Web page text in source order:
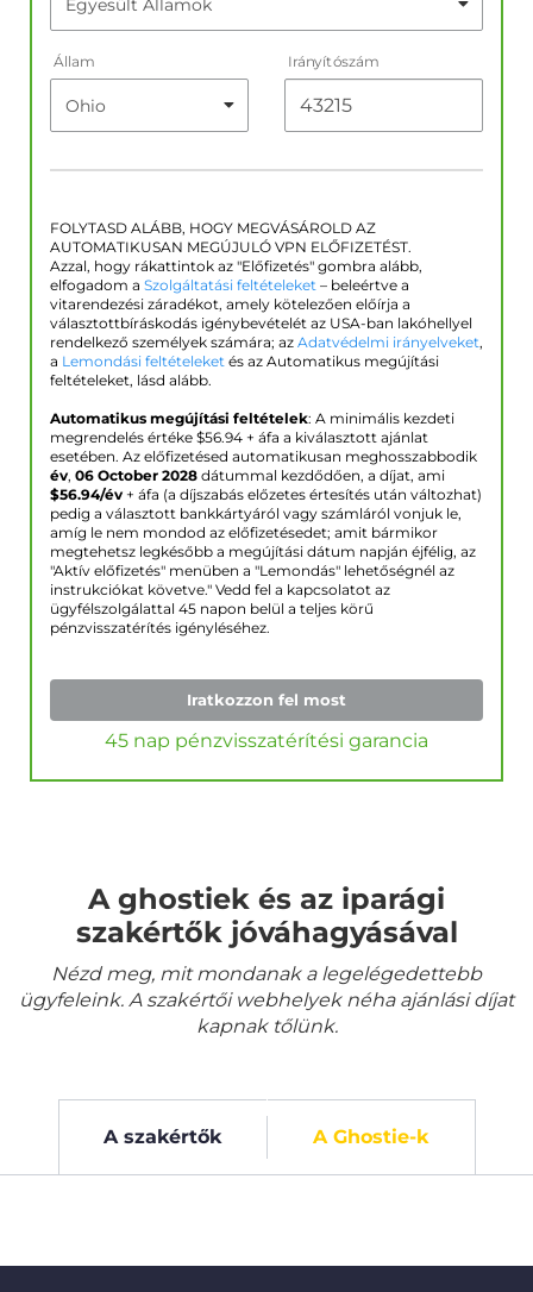
Állam Irányítószám
FOLYTASD ALÁBB, HOGY MEGVÁSÁROLD AZ
AUTOMATIKUSAN MEGÚJULÓ VPN ELŐFIZETÉST.
Azzal, hogy rákattintok az "Előfizetés" gombra alább,
elfogadom a Szolgáltatási feltételeket – beleértve a
vitarendezési záradékot, amely kötelezően előírja a
választottbíráskodás igénybevételét az USA-ban lakóhellyel
rendelkező személyek számára; az Adatvédelmi irányelveket,
a Lemondási feltételeket és az Automatikus megújítási
feltételeket, lásd alább.
Automatikus megújítási feltételek: A minimális kezdeti
megrendelés értéke $56.94 + áfa a kiválasztott ajánlat
esetében. Az előfizetésed automatikusan meghosszabbodik
év, 06 October 2028 dátummal kezdődően, a díjat, ami
$56.94/év + áfa (a díjszabás előzetes értesítés után változhat)
pedig a választott bankkártyáról vagy számláról vonjuk le,
amíg le nem mondod az előfizetésedet; amit bármikor
megtehetsz legkésőbb a megújítási dátum napján éjfélig, az
"Aktív előfizetés" menüben a "Lemondás" lehetőségnél az
instrukciókat követve." Vedd fel a kapcsolatot az
ügyfélszolgálattal 45 napon belül a teljes körű
pénzvisszatérítés igényléséhez.
Iratkozzon fel most
45 nap pénzvisszatérítési garancia
A ghostiek és az iparági
szakértők jóváhagyásával
Nézd meg, mit mondanak a legelégedettebb
ügyfeleink. A szakértői webhelyek néha ajánlási díjat
kapnak tőlünk.
A szakértők A Ghostie-k